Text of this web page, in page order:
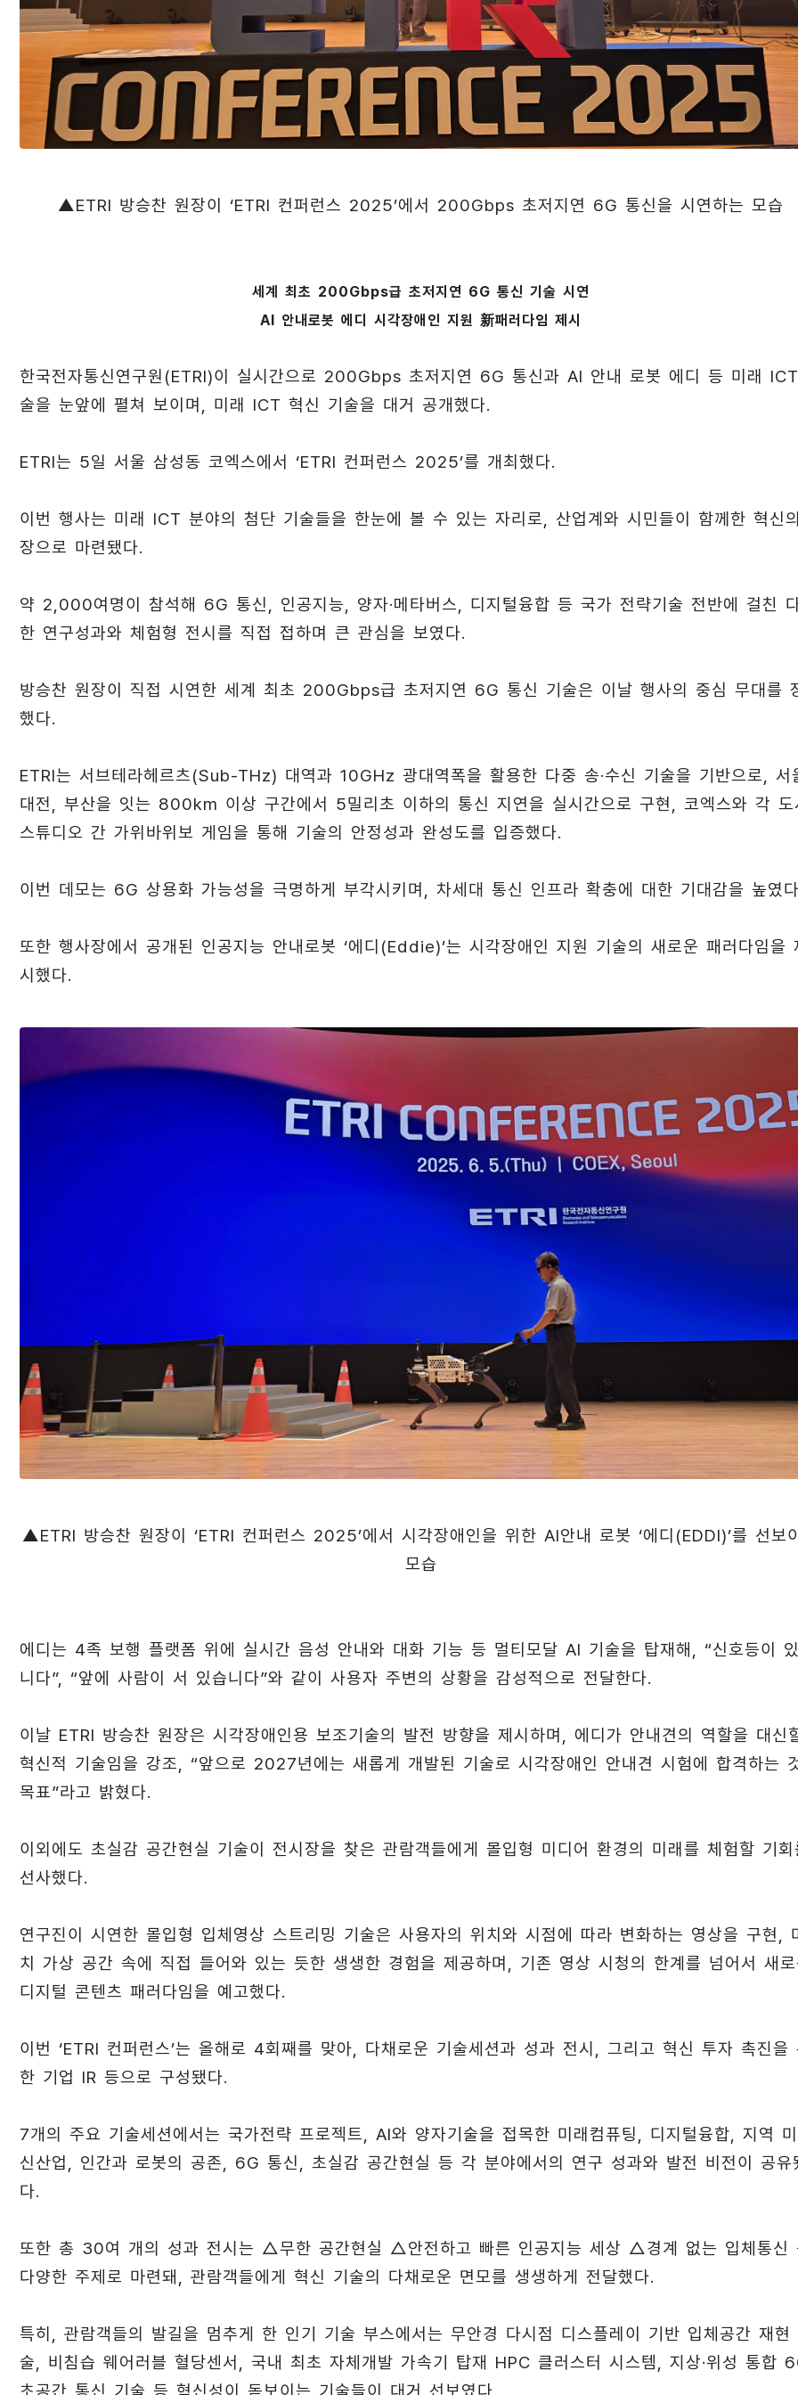
▲ETRI 방승찬 원장이 ‘ETRI 컨퍼런스 2025’에서 200Gbps 초저지연 6G 통신을 시연하는 모습
세계 최초 200Gbps급 초저지연 6G 통신 기술 시연
AI 안내로봇 에디 시각장애인 지원 新패러다임 제시
한국전자통신연구원(ETRI)이 실시간으로 200Gbps 초저지연 6G 통신과 AI 안내 로봇 에디 등 미래
술을 눈앞에 펼쳐 보이며, 미래 ICT 혁신 기술을 대거 공개했다.
ETRI는 5일 서울 삼성동 코엑스에서 ‘ETRI 컨퍼런스 2025’를 개최했다.
이번 행사는 미래 ICT 분야의 첨단 기술들을 한눈에 볼 수 있는 자리로, 산업계와 시민들이 함께한 혁신
장으로 마련됐다.
약 2,000여명이 참석해 6G 통신, 인공지능, 양자·메타버스, 디지털융합 등 국가 전략기술 전반에 걸친
한 연구성과와 체험형 전시를 직접 접하며 큰 관심을 보였다.
방승찬 원장이 직접 시연한 세계 최초 200Gbps급 초저지연 6G 통신 기술은 이날 행사의 중심 무대를
했다.
ETRI는 서브테라헤르츠(Sub-THz) 대역과 10GHz 광대역폭을 활용한 다중 송·수신 기술을 기반으로, 서
대전, 부산을 잇는 800km 이상 구간에서 5밀리초 이하의 통신 지연을 실시간으로 구현, 코엑스와 각 도
스튜디오 간 가위바위보 게임을 통해 기술의 안정성과 완성도를 입증했다.
이번 데모는 6G 상용화 가능성을 극명하게 부각시키며, 차세대 통신 인프라 확충에 대한 기대감을 높였
또한 행사장에서 공개된 인공지능 안내로봇 ‘에디(Eddie)’는 시각장애인 지원 기술의 새로운 패러다임을
시했다.
▲ETRI 방승찬 원장이 ‘ETRI 컨퍼런스 2025’에서 시각장애인을 위한 AI안내 로봇 ‘에디(EDDI)’를 선보
모습
에디는 4족 보행 플랫폼 위에 실시간 음성 안내와 대화 기능 등 멀티모달 AI 기술을 탑재해, “신호등이
니다”, “앞에 사람이 서 있습니다”와 같이 사용자 주변의 상황을 감성적으로 전달한다.
이날 ETRI 방승찬 원장은 시각장애인용 보조기술의 발전 방향을 제시하며, 에디가 안내견의 역할을 대신
혁신적 기술임을 강조, “앞으로 2027년에는 새롭게 개발된 기술로 시각장애인 안내견 시험에 합격하는
목표”라고 밝혔다.
이외에도 초실감 공간현실 기술이 전시장을 찾은 관람객들에게 몰입형 미디어 환경의 미래를 체험할 기회
선사했다.
연구진이 시연한 몰입형 입체영상 스트리밍 기술은 사용자의 위치와 시점에 따라 변화하는 영상을 구현,
치 가상 공간 속에 직접 들어와 있는 듯한 생생한 경험을 제공하며, 기존 영상 시청의 한계를 넘어서 새
디지털 콘텐츠 패러다임을 예고했다.
이번 ‘ETRI 컨퍼런스’는 올해로 4회째를 맞아, 다채로운 기술세션과 성과 전시, 그리고 혁신 투자 촉진을
한 기업 IR 등으로 구성됐다.
7개의 주요 기술세션에서는 국가전략 프로젝트, AI와 양자기술을 접목한 미래컴퓨팅, 디지털융합, 지역
신산업, 인간과 로봇의 공존, 6G 통신, 초실감 공간현실 등 각 분야에서의 연구 성과와 발전 비전이 공유
다.
또한 총 30여 개의 성과 전시는 △무한 공간현실 △안전하고 빠른 인공지능 세상 △경계 없는 입체통신
다양한 주제로 마련돼, 관람객들에게 혁신 기술의 다채로운 면모를 생생하게 전달했다.
특히, 관람객들의 발길을 멈추게 한 인기 기술 부스에서는 무안경 다시점 디스플레이 기반 입체공간 재현
술, 비침습 웨어러블 혈당센서, 국내 최초 자체개발 가속기 탑재 HPC 클러스터 시스템, 지상·위성 통합
초공간 통신 기술 등 혁신성이 돋보이는 기술들이 대거 선보였다.